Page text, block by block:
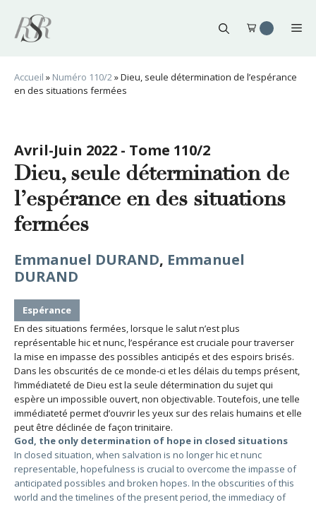
contenu
Accueil » Numéro 110/2»Dieu, seule détermination de l’espérance
en des situations fermées
Avril-Juin 2022 - Tome 110/2
Dieu, seule détermination de
l’espérance en des situations
fermées
Emmanuel DURAND, Emmanuel
DURAND
Espérance
En des situations fermées, lorsque le salut n’est plus
représentable hic et nunc, l’espérance est cruciale pour traverser
la mise en impasse des possibles anticipés et des espoirs brisés.
Dans les obscurités de ce monde-ci et les délais du temps présent,
l’immédiateté de Dieu est la seule détermination du sujet qui
espère un impossible ouvert, non objectivable. Toutefois, une telle
immédiateté permet d’ouvrir les yeux sur des relais humains et elle
peut être déclinée de façon trinitaire.
God, the only determination of hope in closed situations
In closed situation, when salvation is no longer hic et nunc
representable, hopefulness is crucial to overcome the impasse of
anticipated possibles and broken hopes. In the obscurities of this
world and the timelines of the present period, the immediacy of